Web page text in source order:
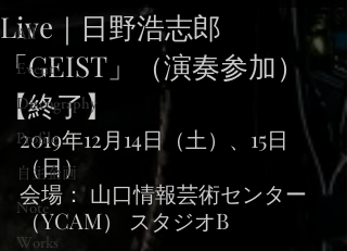
All
Event
Discography
Profile
自主企画
Note
Works
Live｜日野浩志郎
「GEIST」（演奏参加）
【終了】
2019年12月14日（土）、15日
（日）
会場： 山口情報芸術センター
（YCAM） スタジオB